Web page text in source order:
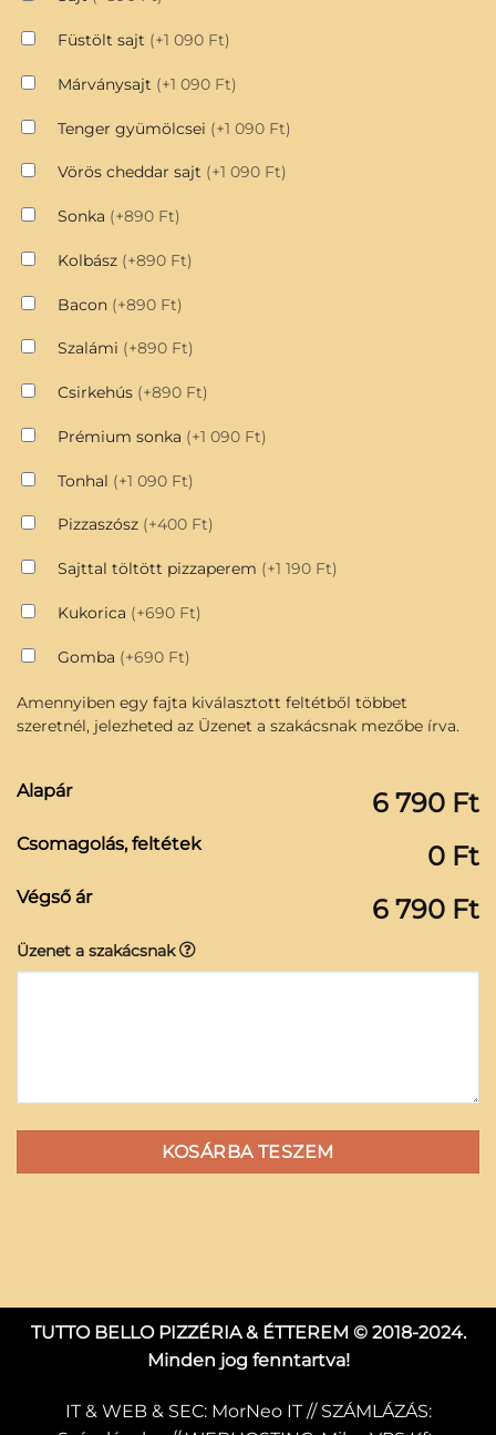
Füstölt sajt (+1 090 Ft)
Márványsajt (+1 090 Ft)
Tenger gyümölcsei (+1 090 Ft)
Vörös cheddar sajt (+1 090 Ft)
Sonka (+890 Ft)
Kolbász (+890 Ft)
Bacon (+890 Ft)
Szalámi (+890 Ft)
Csirkehús (+890 Ft)
Prémium sonka (+1 090 Ft)
Tonhal (+1 090 Ft)
Pizzaszósz (+400 Ft)
Sajttal töltött pizzaperem (+1 190 Ft)
Kukorica (+690 Ft)
Gomba (+690 Ft)
Amennyiben egy fajta kiválasztott feltétből többet
szeretnél, jelezheted az Üzenet a szakácsnak mezőbe írva.
Alapár 6 790 Ft
Csomagolás, feltétek 0 Ft
Végső ár 6 790 Ft
Üzenet a szakácsnak
KOSÁRBA TESZEM
TUTTO BELLO PIZZÉRIA & ÉTTEREM © 2018-2024.
Minden jog fenntartva!
IT & WEB & SEC: MorNeo IT// SZÁMLÁZÁS: